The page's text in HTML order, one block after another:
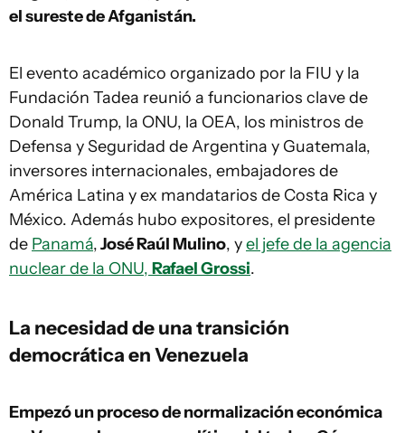
el sureste de Afganistán.
El evento académico organizado por la FIU y la
Fundación Tadea reunió a funcionarios clave de
Donald Trump, la ONU, la OEA, los ministros de
Defensa y Seguridad de Argentina y Guatemala,
inversores internacionales, embajadores de
América Latina y ex mandatarios de Costa Rica y
México. Además hubo expositores, el presidente
de Panamá,José Raúl Mulino, yel jefe de la agencia
nuclear de la ONU, Rafael Grossi.
La necesidad de una transición
democrática en Venezuela
Empezó un proceso de normalización económica